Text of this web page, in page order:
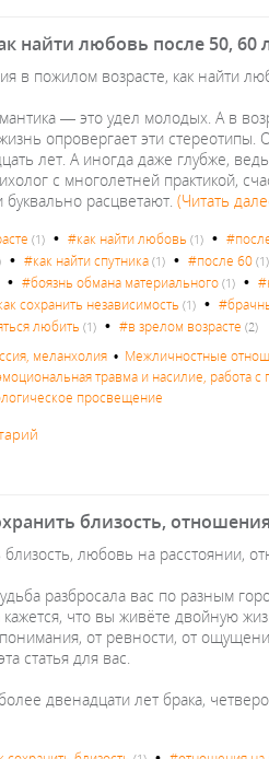
найти любовь после 50,
в пожилом возрасте, как найти
— это удел молодых. А в
опровергает эти
лет. А иногда даже глубже,
с многолетней практикой,
буквально расцветают.(Читать
(1) •#как найти любовь (1) •
•#как найти спутника (1) •#после 60 (1)
•#боязнь обмана материального (1) •
сохранить независимость (1) •
любить (1) •#в зрелом возрасте (2)
меланхолия • Межличностные
травма и насилие, работа с
просвещение
близость,
любовь на расстоянии,
разбросала вас по разным
что вы живёте двойную
от ревности, от
статья для вас.
двенадцати лет брака,